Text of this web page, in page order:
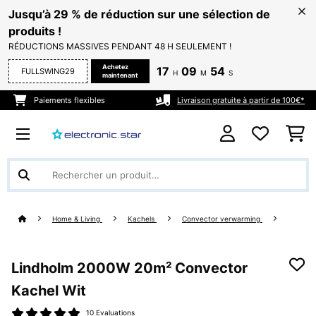
Jusqu’à 29 % de réduction sur une sélection de
produits !
RÉDUCTIONS MASSIVES PENDANT 48 H SEULEMENT !
FULLSWING29
Achetez
maintenant
17 H 09 M 53 S
Paiements flexibles Livraison gratuite à partir de 100€*
Home & Living Kachels Convector verwarming
Lindholm 2000W 20m² Convector
Kachel Wit
10 Evaluations